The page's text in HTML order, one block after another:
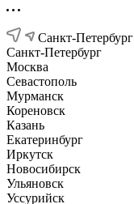
Санкт-Петербург
Санкт-Петербург
Москва
Севастополь
Мурманск
Кореновск
Казань
Екатеринбург
Иркутск
Новосибирск
Ульяновск
Уссурийск